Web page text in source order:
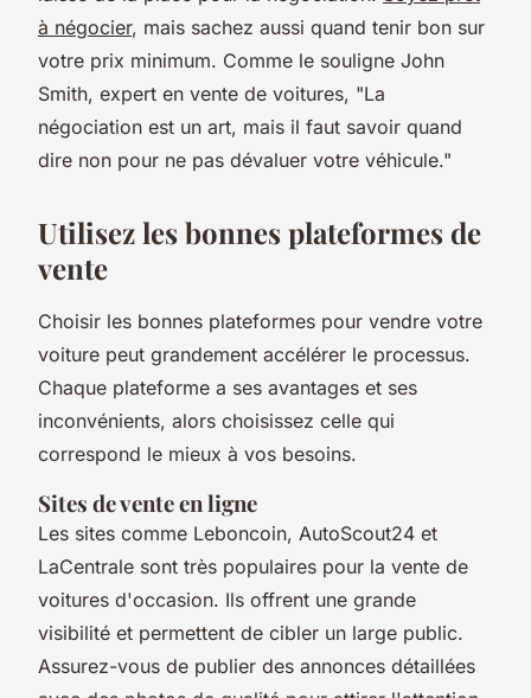
à négocier, mais sachez aussi quand tenir bon sur
votre prix minimum. Comme le souligne John
Smith, expert en vente de voitures, "La
négociation est un art, mais il faut savoir quand
dire non pour ne pas dévaluer votre véhicule."
Utilisez les bonnes plateformes de
vente
Choisir les bonnes plateformes pour vendre votre
voiture peut grandement accélérer le processus.
Chaque plateforme a ses avantages et ses
inconvénients, alors choisissez celle qui
correspond le mieux à vos besoins.
Sites de vente en ligne
Les sites comme Leboncoin, AutoScout24 et
LaCentrale sont très populaires pour la vente de
voitures d'occasion. Ils offrent une grande
visibilité et permettent de cibler un large public.
Assurez-vous de publier des annonces détaillées